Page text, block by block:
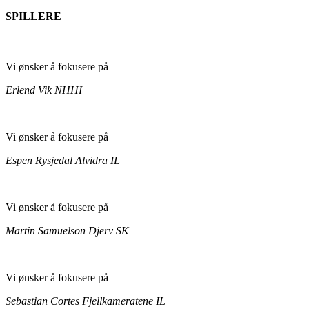
SPILLERE
Vi ønsker å fokusere på
Erlend Vik NHHI
Vi ønsker å fokusere på
Espen Rysjedal Alvidra IL
Vi ønsker å fokusere på
Martin Samuelson Djerv SK
Vi ønsker å fokusere på
Sebastian Cortes Fjellkameratene IL